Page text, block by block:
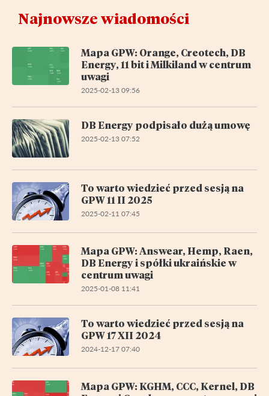
Najnowsze wiadomości
Mapa GPW: Orange, Creotech, DB
Energy, 11 bit i Milkiland w centrum
uwagi
2025-02-13 09:56
DB Energy podpisało dużą umowę
2025-02-13 07:52
To warto wiedzieć przed sesją na
GPW 11 II 2025
2025-02-11 07:45
Mapa GPW: Answear, Hemp, Raen,
DB Energy i spółki ukraińskie w
centrum uwagi
2025-01-08 11:41
To warto wiedzieć przed sesją na
GPW 17 XII 2024
2024-12-17 07:40
Mapa GPW: KGHM, CCC, Kernel, DB